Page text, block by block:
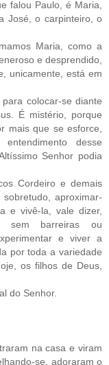
falou Paulo, é Maria,
José, o carpinteiro, o
Maria, como a
e desprendido,
unicamente, está em
colocar-se diante
É mistério, porque
mais que se esforce,
desse
Senhor podia
Cordeiro e demais
aproximar-
e vivê-la, vale dizer,
sem barreiras ou
e viver a
por toda a variedade
os filhos de Deus,
do Senhor.
na casa e viram
se, adoraram o